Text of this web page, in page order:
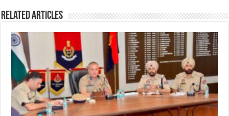
Related Articles